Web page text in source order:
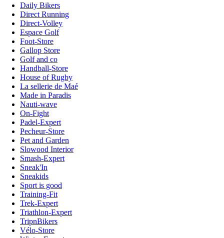
Daily Bikers
Direct Running
Direct-Volley
Espace Golf
Foot-Store
Gallop Store
Golf and co
Handball-Store
House of Rugby
La sellerie de Maé
Made in Paradis
Nauti-wave
On-Fight
Padel-Expert
Pecheur-Store
Pet and Garden
Slowood Interior
Smash-Expert
Sneak'In
Sneakids
Sport is good
Training-Fit
Trek-Expert
Triathlon-Expert
TripnBikers
Vélo-Store